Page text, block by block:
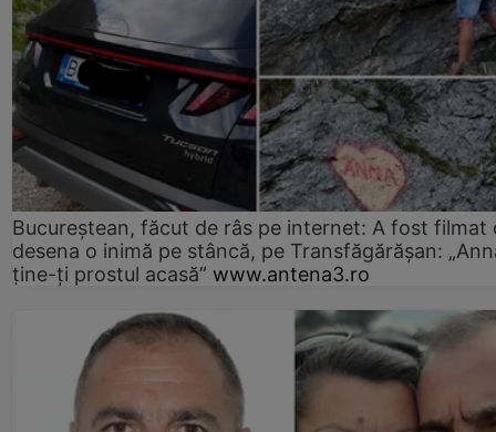
Bucureștean, făcut de râs pe internet: A fost filmat
desena o inimă pe stâncă, pe Transfăgărășan:
ține-ți prostul acasă” www.antena3.ro